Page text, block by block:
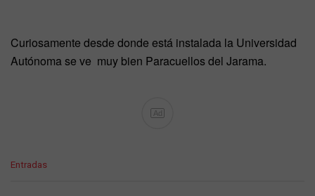
Curiosamente desde donde está instalada la Universidad
Autónoma se ve muy bien Paracuellos del Jarama.
Ad
C
Entradas